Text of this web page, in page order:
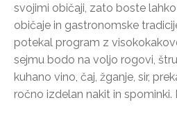
svojimi običaji, zato boste
običaje in gastronomske
potekal program z
sejmu bodo na voljo rogovi,
kuhano vino, čaj, žganje, sir,
ročno izdelan nakit in